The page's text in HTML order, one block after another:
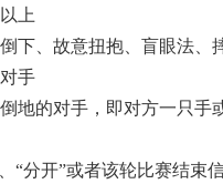
上
下、故意扭抱、盲眼法、
手
地的对手，即对方一只手
“分开”或者该轮比赛结束